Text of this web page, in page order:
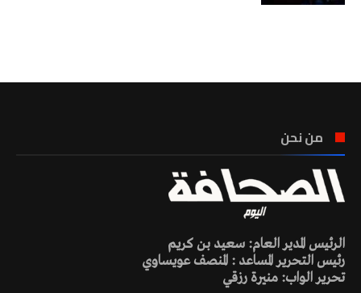
من نحن
الرئيس المدير العام: سعيد بن كريم
رئيس التحرير المساعد : المنصف عويساوي
تحرير الواب: منيرة رزقي